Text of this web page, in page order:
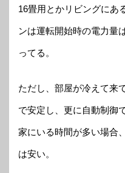
16畳用とかリビングにあ
ンは運転開始時の電力量
ってる。
ただし、部屋が冷えて来
で安定し、更に自動制御
家にいる時間が多い場合
は安い。